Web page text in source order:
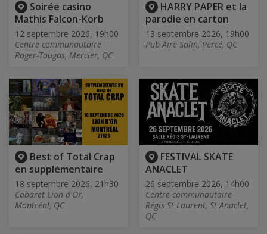
Soirée casino
Mathis Falcon-Korb
12 septembre 2026, 19h00
Centre communautaire
Roger-Tougas, Mercier, QC
HARRY PAPER et la
parodie en carton
13 septembre 2026, 19h00
Pub Aire Salin, Percé, QC
Best of Total Crap
en supplémentaire
18 septembre 2026, 21h30
Cabaret Lion d'Or,
Montréal, QC
FESTIVAL SKATE
ANACLET
26 septembre 2026, 14h00
Centre communautaire
Régis St Laurent, St Anaclet,
QC